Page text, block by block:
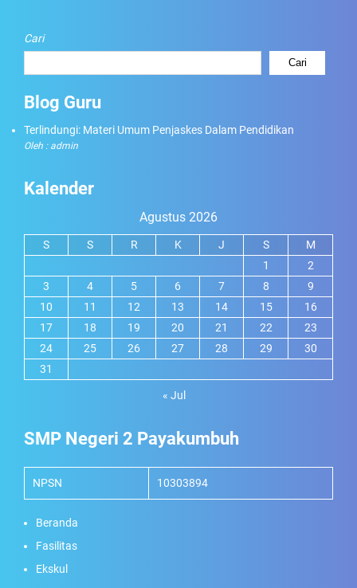
Cari
Cari
Blog Guru
Terlindungi: Materi Umum Penjaskes Dalam Pendidikan
Oleh : admin
Kalender
Agustus 2026
S S R K J S
M
1
2
3
4 5 6 7 8
9
10
11 12 13 14 15
16
17
18 19 20 21 22
23
24
25 26 27 28 29
30
31
« Jul
SMP Negeri 2 Payakumbuh
NPSN 10303894
Beranda
Fasilitas
Ekskul